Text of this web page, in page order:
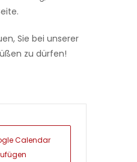
Sie bei unserer
zu dürfen!
Calendar